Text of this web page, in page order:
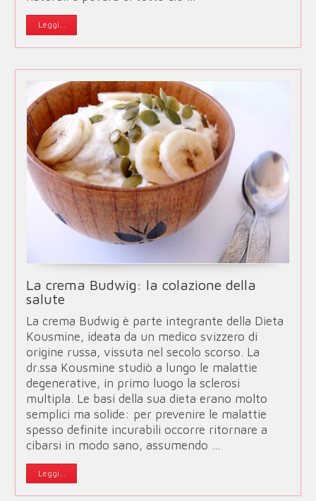
Leggi...
La crema Budwig: la colazione della
salute
La crema Budwig è parte integrante della Dieta
Kousmine, ideata da un medico svizzero di
origine russa, vissuta nel secolo scorso. La
dr.ssa Kousmine studiò a lungo le malattie
degenerative, in primo luogo la sclerosi
multipla. Le basi della sua dieta erano molto
semplici ma solide: per prevenire le malattie
spesso definite incurabili occorre ritornare a
cibarsi in modo sano, assumendo …
Leggi...